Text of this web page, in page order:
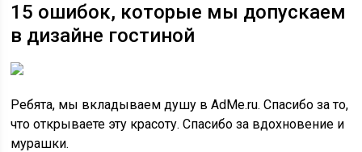
15 ошибок, которые мы допускаем
в дизайне гостиной
Ребята, мы вкладываем душу в AdMe.ru. Cпасибо за то,
что открываете эту красоту. Спасибо за вдохновение и
мурашки.